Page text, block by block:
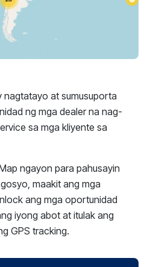
nagtatayo at sumusuporta
ng mga dealer na nag-
sa mga kliyente sa
ngayon para pahusayin
maakit ang mga
ang mga oportunidad
iyong abot at itulak ang
GPS tracking.